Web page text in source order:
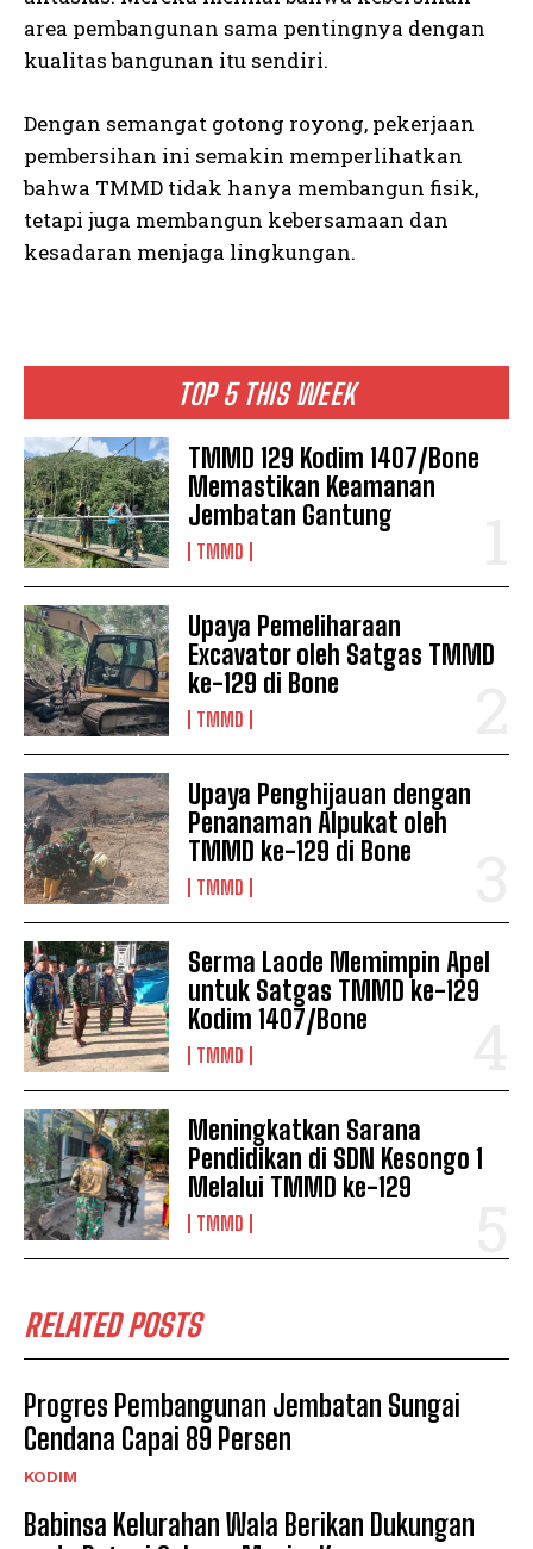
TOP 5 THIS WEEK
TMMD 129 Kodim 1407/Bone
Memastikan Keamanan
Jembatan Gantung
TMMD
Upaya Pemeliharaan
Excavator oleh Satgas TMMD
ke-129 di Bone
TMMD
Upaya Penghijauan dengan
Penanaman Alpukat oleh
TMMD ke-129 di Bone
TMMD
Serma Laode Memimpin Apel
untuk Satgas TMMD ke-129
Kodim 1407/Bone
TMMD
Meningkatkan Sarana
Pendidikan di SDN Kesongo 1
Melalui TMMD ke-129
TMMD
RELATED POSTS
Progres Pembangunan Jembatan Sungai
Cendana Capai 89 Persen
KODIM
Babinsa Kelurahan Wala Berikan Dukungan
area pembangunan sama pentingnya dengan
kualitas bangunan itu sendiri.
Dengan semangat gotong royong, pekerjaan
pembersihan ini semakin memperlihatkan
bahwa TMMD tidak hanya membangun fisik,
tetapi juga membangun kebersamaan dan
kesadaran menjaga lingkungan.